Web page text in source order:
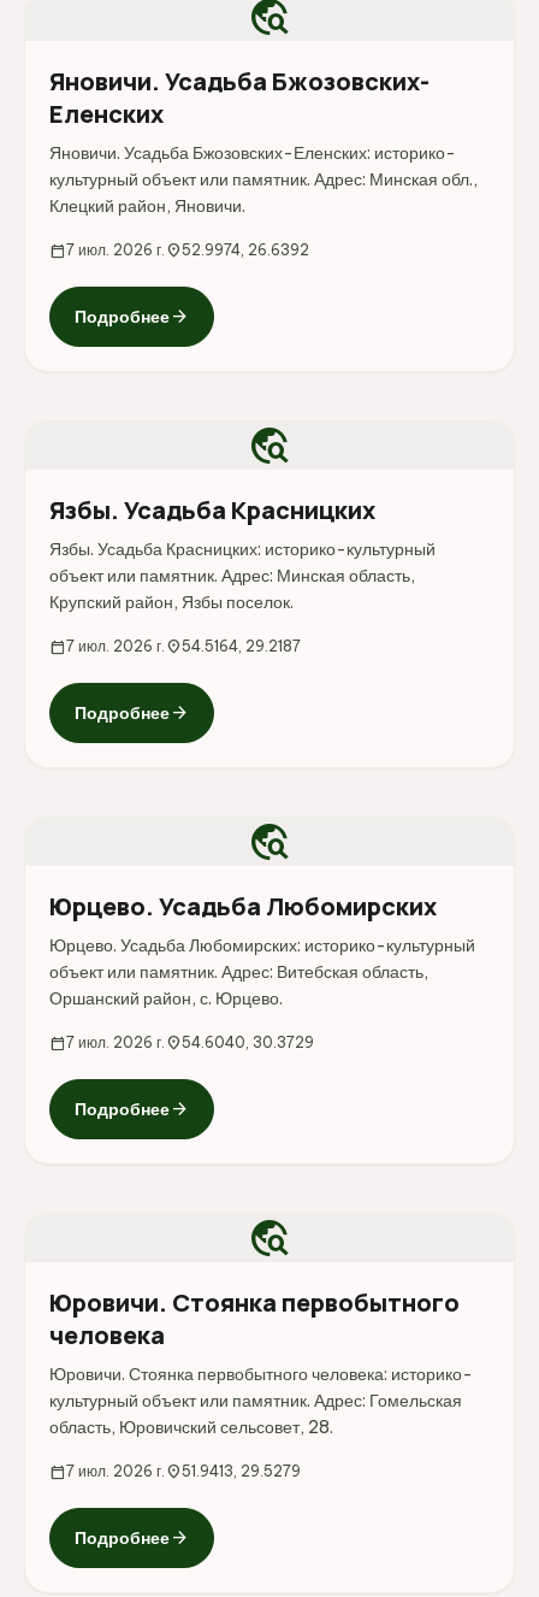
travel_explore
Яновичи. Усадьба Бжозовских-
Еленских
Яновичи. Усадьба Бжозовских-Еленских: историко-
культурный объект или памятник. Адрес: Минская обл.,
Клецкий район, Яновичи.
calendar_today7 июл. 2026 г. location_on52.9974, 26.6392
Подробнееarrow_forward
travel_explore
Язбы. Усадьба Красницких
Язбы. Усадьба Красницких: историко-культурный
объект или памятник. Адрес: Минская область,
Крупский район, Язбы поселок.
calendar_today7 июл. 2026 г. location_on54.5164, 29.2187
Подробнееarrow_forward
travel_explore
Юрцево. Усадьба Любомирских
Юрцево. Усадьба Любомирских: историко-культурный
объект или памятник. Адрес: Витебская область,
Оршанский район, с. Юрцево.
calendar_today7 июл. 2026 г. location_on54.6040, 30.3729
Подробнееarrow_forward
travel_explore
Юровичи. Стоянка первобытного
человека
Юровичи. Стоянка первобытного человека: историко-
культурный объект или памятник. Адрес: Гомельская
область, Юровичский сельсовет, 28.
calendar_today7 июл. 2026 г. location_on51.9413, 29.5279
Подробнееarrow_forward